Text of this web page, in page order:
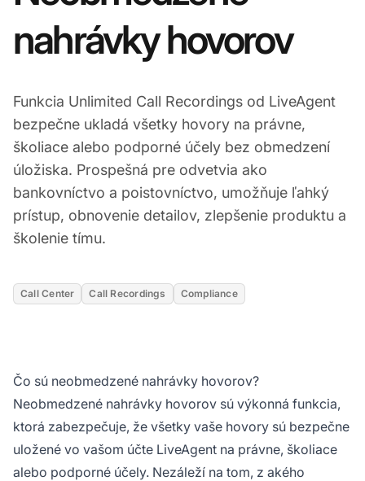
nahrávky hovorov
Funkcia Unlimited Call Recordings od LiveAgent
bezpečne ukladá všetky hovory na právne,
školiace alebo podporné účely bez obmedzení
úložiska. Prospešná pre odvetvia ako
bankovníctvo a poistovníctvo, umožňuje ľahký
prístup, obnovenie detailov, zlepšenie produktu a
školenie tímu.
Call Center Call Recordings Compliance
Čo sú neobmedzené nahrávky hovorov?
Neobmedzené nahrávky hovorov sú výkonná funkcia,
ktorá zabezpečuje, že všetky vaše hovory sú bezpečne
uložené vo vašom účte LiveAgent na právne, školiace
alebo podporné účely. Nezáleží na tom, z akého